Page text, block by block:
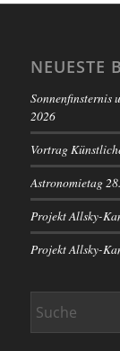
NEUESTE
Sonnenfinsternis
2026
Vortrag
Astronomietag
Projekt Allsky-
Projekt Allsky-